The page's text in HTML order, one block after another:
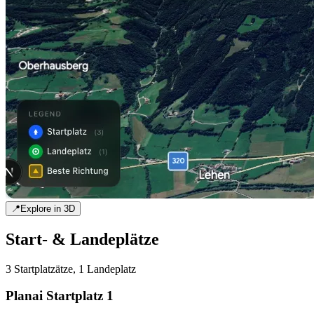
📍Explore in 3D
Start- & Landeplätze
3 Startplatzätze, 1 Landeplatz
Planai Startplatz 1